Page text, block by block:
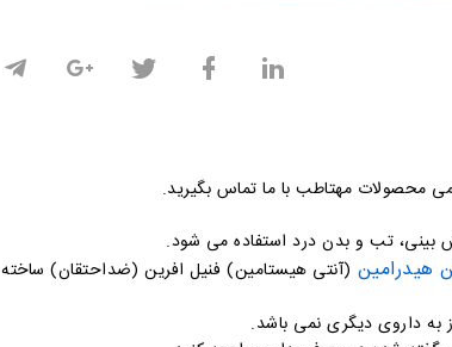
محصولات مهتاطب با ما تماس بگیرید.
تب و بدن درد استفاده می شود.
هیدرامین (آنتی هيستامين) فنيل افرين (ضداحتقان) ساخته